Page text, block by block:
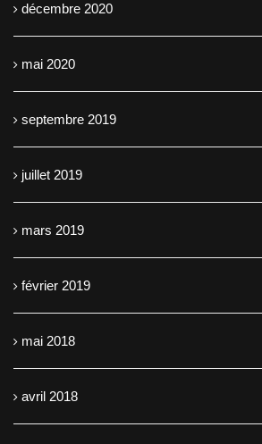
décembre 2020
mai 2020
septembre 2019
juillet 2019
mars 2019
février 2019
mai 2018
avril 2018